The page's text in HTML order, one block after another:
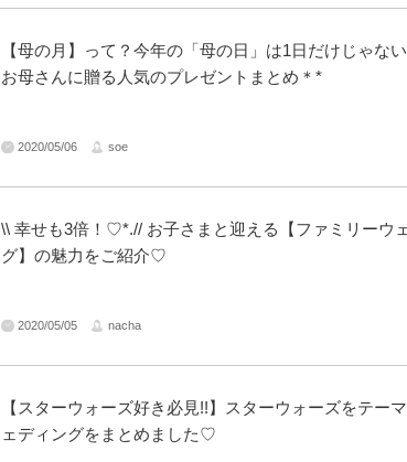
【母の月】って？今年の「母の日」は1日だけじゃない
お母さんに贈る人気のプレゼントまとめ＊*
2020/05/06 soe
\\ 幸せも3倍！♡*.// お子さまと迎える【ファミリーウェディン
グ】の魅力をご紹介♡
2020/05/05 nacha
【スターウォーズ好き必見!!】スターウォーズをテー
ェディングをまとめました♡